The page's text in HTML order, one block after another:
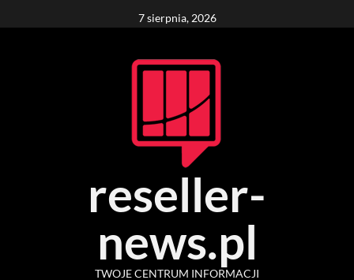
to
7 sierpnia, 2026
reseller-
news.pl
TWOJE CENTRUM INFORMACJI